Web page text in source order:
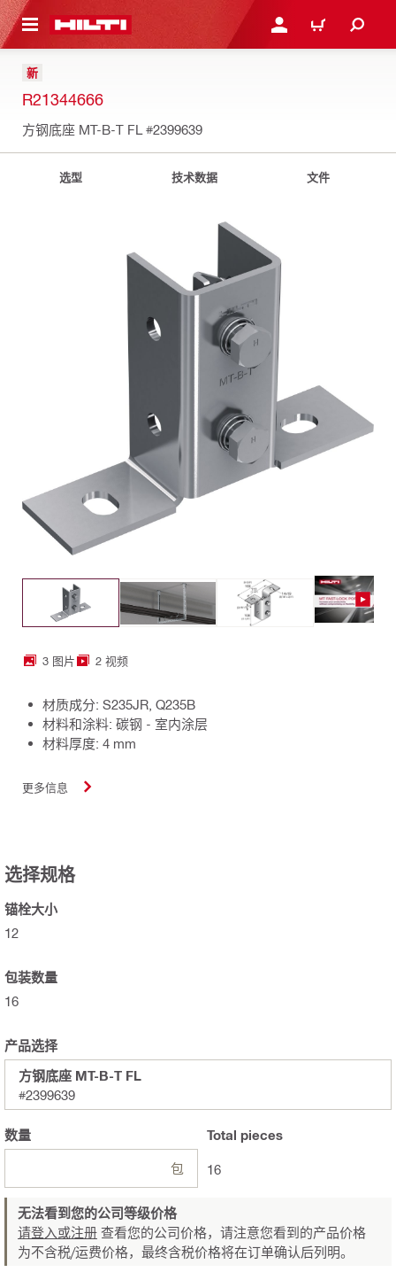
到主页 登录或注册购物车
新
R21344666
方钢底座 MT-B-T FL #2399639
选型 技术数据 文件
3 图片 2 视频
材质成分: S235JR, Q235B
材料和涂料: 碳钢 - 室内涂层
材料厚度: 4 mm
更多信息
选择规格
锚栓大小
12
包装数量
16
产品选择
方钢底座 MT-B-T FL
#2399639
数量
包
Total pieces
16
无法看到您的公司等级价格
请登入或注册 查看您的公司价格，请注意您看到的产品价格
为不含税/运费价格，最终含税价格将在订单确认后列明。